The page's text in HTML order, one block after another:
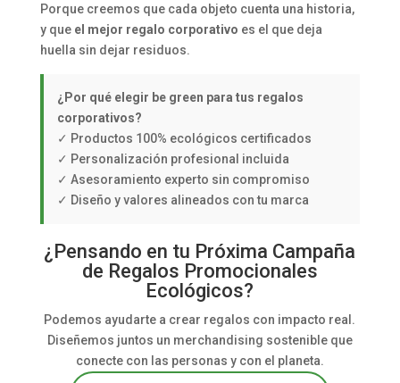
Porque creemos que cada objeto cuenta una historia,
y que el mejor regalo corporativo es el que deja
huella sin dejar residuos.
¿Por qué elegir be green para tus regalos
corporativos?
✓ Productos 100% ecológicos certificados
✓ Personalización profesional incluida
✓ Asesoramiento experto sin compromiso
✓ Diseño y valores alineados con tu marca
¿Pensando en tu Próxima Campaña
de Regalos Promocionales
Ecológicos?
Podemos ayudarte a crear regalos con impacto real.
Diseñemos juntos un merchandising sostenible que
conecte con las personas y con el planeta.